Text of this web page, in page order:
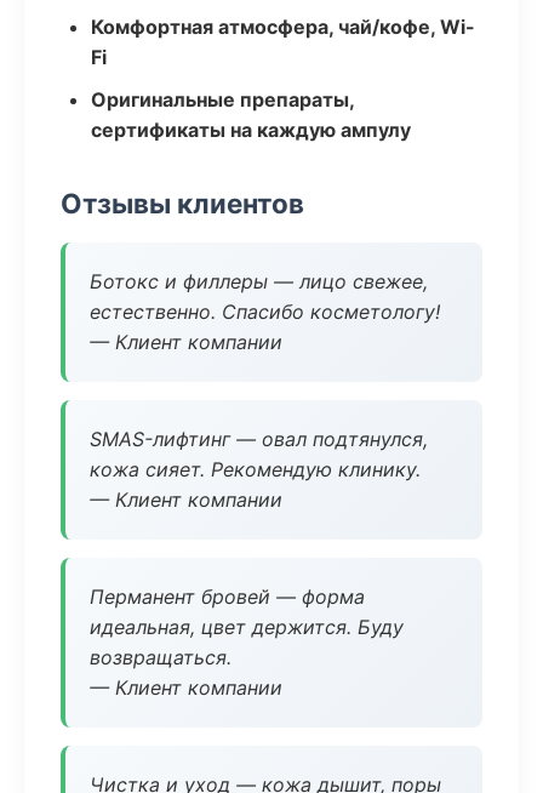
Комфортная атмосфера, чай/кофе, Wi-
Fi
Оригинальные препараты,
сертификаты на каждую ампулу
Отзывы клиентов
Ботокс и филлеры — лицо свежее,
естественно. Спасибо косметологу!
— Клиент компании
SMAS-лифтинг — овал подтянулся,
кожа сияет. Рекомендую клинику.
— Клиент компании
Перманент бровей — форма
идеальная, цвет держится. Буду
возвращаться.
— Клиент компании
Чистка и уход — кожа дышит, поры